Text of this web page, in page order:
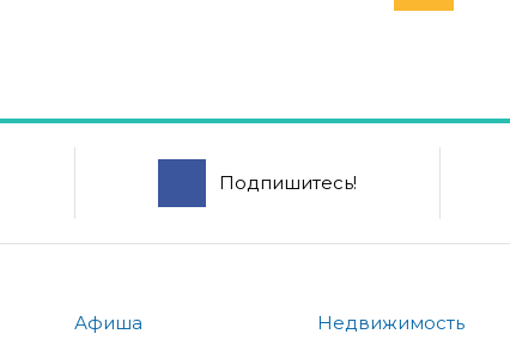
Подпишитесь!
Афиша
Недвижимость